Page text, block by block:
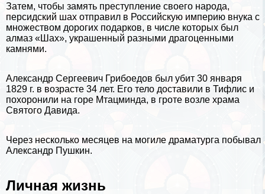
Затем, чтобы замять преступление своего народа,
персидский шах отправил в Российскую империю внука с
множеством дорогих подарков, в числе которых был
алмаз «Шах», украшенный разными драгоценными
камнями.
Александр Сергеевич Грибоедов был убит 30 января
1829 г. в возрасте 34 лет. Его тело доставили в Тифлис и
похоронили на горе Мтацминда, в гроте возле храма
Святого Давида.
Через несколько месяцев на могиле драматурга побывал
Александр Пушкин.
Личная жизнь